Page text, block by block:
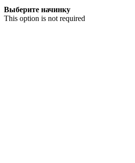
Выберите начинку
This option is not required